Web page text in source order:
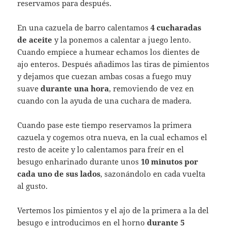
reservamos para después.
En una cazuela de barro calentamos 4 cucharadas
de aceitey la ponemos a calentar a juego lento.
Cuando empiece a humear echamos los dientes de
ajo enteros. Después añadimos las tiras de pimientos
y dejamos que cuezan ambas cosas a fuego muy
suave durante una hora, removiendo de vez en
cuando con la ayuda de una cuchara de madera.
Cuando pase este tiempo reservamos la primera
cazuela y cogemos otra nueva, en la cual echamos el
resto de aceite y lo calentamos para freír en el
besugo enharinado durante unos 10 minutos por
cada uno de sus lados, sazonándolo en cada vuelta
al gusto.
Vertemos los pimientos y el ajo de la primera a la del
besugo e introducimos en el horno durante 5